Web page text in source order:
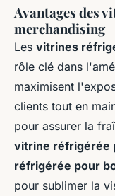
Avantages des
merchandising
Les vitrines
rôle clé dans
maximisent
clients tout en
pour assurer la
vitrine réfrigérée
réfrigérée pour
pour sublimer la